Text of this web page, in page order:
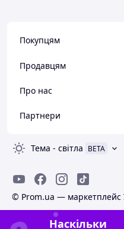
Покупцям
Продавцям
Про нас
Партнери
Тема - світла BETA
© Prom.ua — маркетплейс
Наскільки